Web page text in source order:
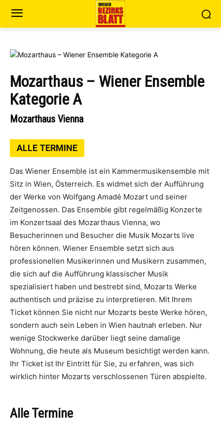
Mozarthaus – Wiener Ensemble
Kategorie A
Mozarthaus Vienna
ALLE TERMINE
Das Wiener Ensemble ist ein Kammermusikensemble mit
Sitz in Wien, Österreich. Es widmet sich der Aufführung
der Werke von Wolfgang Amadé Mozart und seiner
Zeitgenossen. Das Ensemble gibt regelmäßig Konzerte
im Konzertsaal des Mozarthaus Vienna, wo
Besucherinnen und Besucher die Musik Mozarts live
hören können. Wiener Ensemble setzt sich aus
professionellen Musikerinnen und Musikern zusammen,
die sich auf die Aufführung klassischer Musik
spezialisiert haben und bestrebt sind, Mozarts Werke
authentisch und präzise zu interpretieren. Mit Ihrem
Ticket können Sie nicht nur Mozarts beste Werke hören,
sondern auch sein Leben in Wien hautnah erleben. Nur
wenige Stockwerke darüber liegt seine damalige
Wohnung, die heute als Museum besichtigt werden kann.
Ihr Ticket ist Ihr Eintritt für Sie, zu erfahren, was sich
wirklich hinter Mozarts verschlossenen Türen abspielte.
Alle Termine